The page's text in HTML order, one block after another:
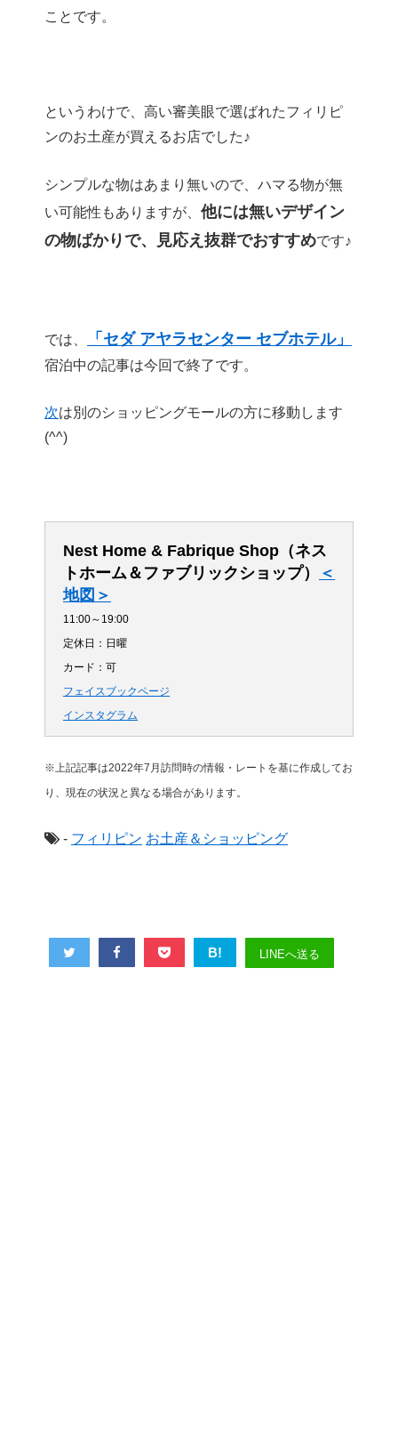
ことです。
というわけで、高い審美眼で選ばれたフィリピ
ンのお土産が買えるお店でした♪
シンプルな物はあまり無いので、ハマる物が無
い可能性もありますが、 他には無いデザイン
の物ばかりで、見応え抜群でおすすめです♪
では、 「セダ アヤラセンター セブホテル」
宿泊中の記事は今回で終了です。
次は別のショッピングモールの方に移動します
(^^)
Nest Home & Fabrique Shop（ネス
トホーム＆ファブリックショップ）
＜
地図＞
11:00～19:00
定休日：日曜
カード：可
フェイスブックページ
インスタグラム
※上記記事は2022年7月訪問時の情報・レートを基に作成してお
り、現在の状況と異なる場合があります。
- フィリピン お土産＆ショッピング
B! LINEへ送る